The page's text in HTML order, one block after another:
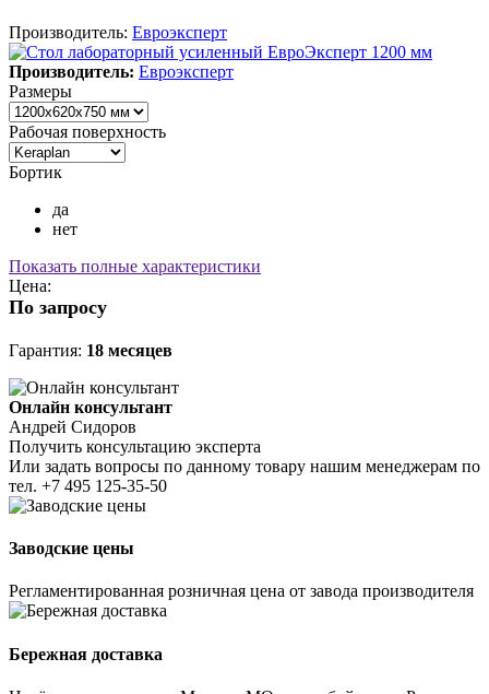
Производитель: Евроэксперт
Производитель: Евроэксперт
Размеры
Рабочая поверхность
Бортик
да
нет
Показать полные характеристики
Цена:
По запросу
Гарантия: 18 месяцев
Онлайн консультант
Андрей Сидоров
Получить консультацию эксперта
Или задать вопросы по данному товару нашим менеджерам по
тел. +7 495 125-35-50
Заводские цены
Регламентированная розничная цена от завода производителя
Бережная доставка